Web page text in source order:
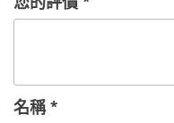
名稱*